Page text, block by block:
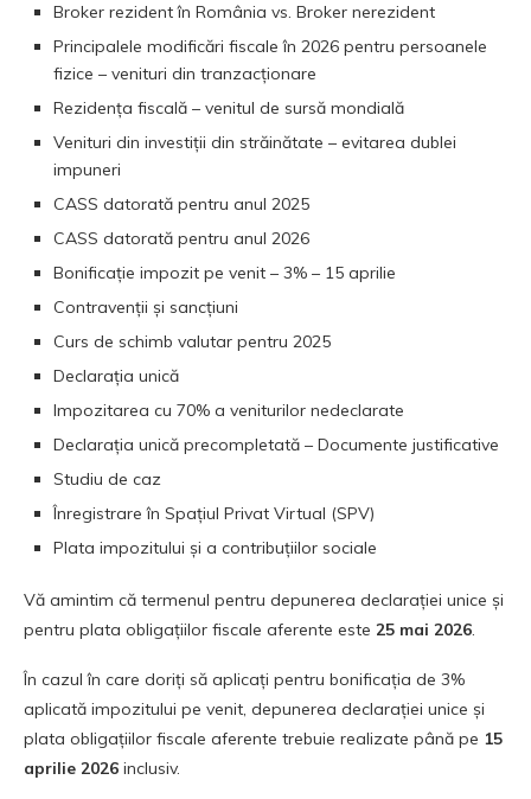
Broker rezident în România vs. Broker nerezident
Principalele modificări fiscale în 2026 pentru persoanele
fizice – venituri din tranzacționare
Rezidența fiscală – venitul de sursă mondială
Venituri din investiții din străinătate – evitarea dublei
impuneri
CASS datorată pentru anul 2025
CASS datorată pentru anul 2026
Bonificație impozit pe venit – 3% – 15 aprilie
Contravenții și sancțiuni
Curs de schimb valutar pentru 2025
Declarația unică
Impozitarea cu 70% a veniturilor nedeclarate
Declarația unică precompletată – Documente justificative
Studiu de caz
Înregistrare în Spațiul Privat Virtual (SPV)
Plata impozitului și a contribuțiilor sociale
Vă amintim că termenul pentru depunerea declarației unice și
pentru plata obligațiilor fiscale aferente este 25 mai 2026.
În cazul în care doriți să aplicați pentru bonificația de 3%
aplicată impozitului pe venit, depunerea declarației unice și
plata obligațiilor fiscale aferente trebuie realizate până pe 15
aprilie 2026 inclusiv.